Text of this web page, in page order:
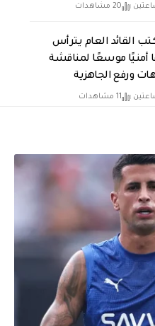
20 مشاهدات
القائد العام يترأس
أمنيًا موسعًا لمناقشة
ورفع الجاهزية
11 مشاهدات